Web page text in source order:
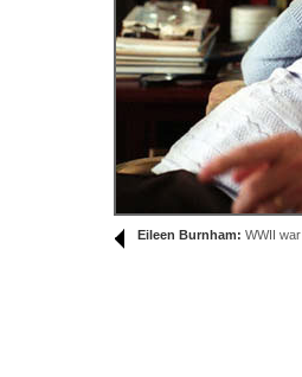
Eileen Burnham: WWII